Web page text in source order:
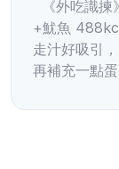
《外吃識揀
+魷魚
走汁好吸引
再補充一點